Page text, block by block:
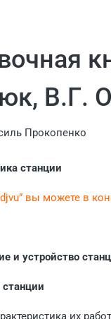
В.Г.
Прокопенко
станции
вы можете в
и устройство
их